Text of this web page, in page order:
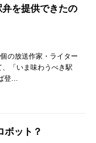
を提供できたの
の放送作家・ライター
「いま味わうべき駅
登…
ボット？